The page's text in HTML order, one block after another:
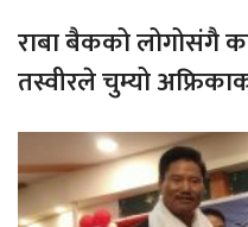
राबा बैकको लोगोसंगै
तस्वीरले चुम्यो